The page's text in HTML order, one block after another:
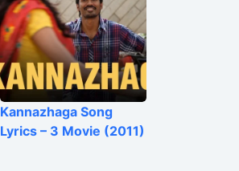
Kannazhaga Song
Lyrics – 3 Movie (2011)